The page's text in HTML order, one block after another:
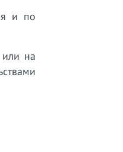
и по
или на